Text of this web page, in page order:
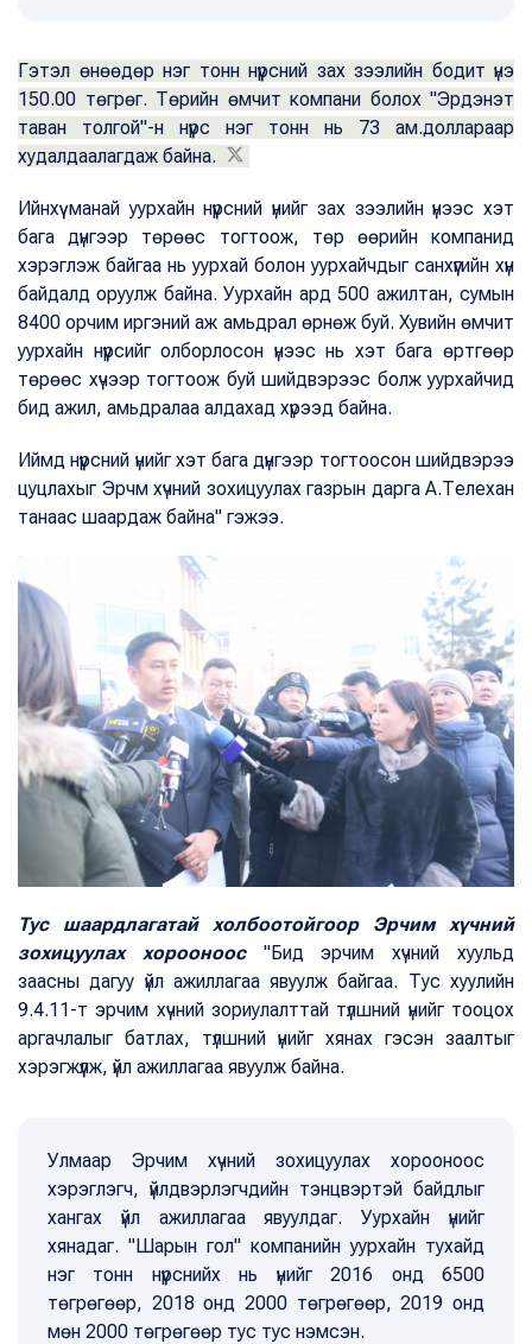
Гэтэл өнөөдөр нэг тонн нүүрсний зах зээлийн бодит үнэ
150.00 төгрөг. Төрийн өмчит компани болох "Эрдэнэт
таван толгой"-н нүүрс нэг тонн нь 73 ам.доллараар
худалдаалагдаж байна.
Ийнхүү манай уурхайн нүүрсний үнийг зах зээлийн үнээс хэт
бага дүнгээр төрөөс тогтоож, төр өөрийн компанид
хэрэглэж байгаа нь уурхай болон уурхайчдыг санхүүгийн хүн
байдалд оруулж байна. Уурхайн ард 500 ажилтан, сумын
8400 орчим иргэний аж амьдрал өрнөж буй. Хувийн өмчит
уурхайн нүүрсийг олборлосон үнээс нь хэт бага өртгөөр
төрөөс хүчээр тогтоож буй шийдвэрээс болж уурхайчид
бид ажил, амьдралаа алдахад хүрээд байна.
Иймд нүүрсний үнийг хэт бага дүнгээр тогтоосон шийдвэрээ
цуцлахыг Эрчм хүчний зохицуулах газрын дарга А.Телехан
танаас шаардаж байна" гэжээ.
Тус шаардлагатай холбоотойгоор Эрчим хүчний
зохицуулах хорооноос"Бид эрчим хүчний хуульд
заасны дагуу үйл ажиллагаа явуулж байгаа. Тус хуулийн
9.4.11-т эрчим хүчний зориулалттай түлшний үнийг тооцох
аргачлалыг батлах, түлшний үнийг хянах гэсэн заалтыг
хэрэгжүүлж, үйл ажиллагаа явуулж байна.
Улмаар Эрчим хүчний зохицуулах хорооноос
хэрэглэгч, үйлдвэрлэгчдийн тэнцвэртэй байдлыг
хангах үйл ажиллагаа явуулдаг. Уурхайн үнийг
хянадаг. "Шарын гол" компанийн уурхайн тухайд
нэг тонн нүүрснийх нь үнийг 2016 онд 6500
төгрөгөөр, 2018 онд 2000 төгрөгөөр, 2019 онд
мөн 2000 төгрөгөөр тус тус нэмсэн.